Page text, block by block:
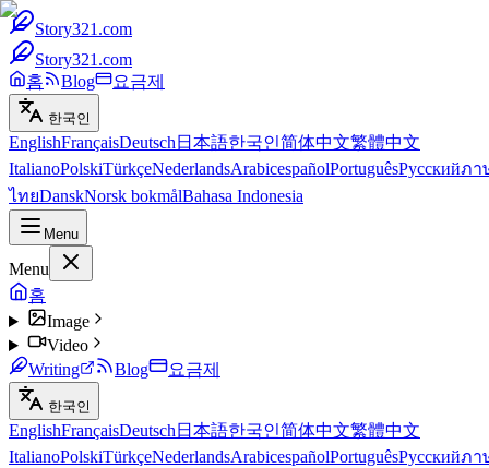
Story321.com
Story321.com
홈
Blog 요금제
한국인
EnglishFrançaisDeutsch 日本語한국인简体中文繁體中文
ItalianoPolskiTürkçeNederlandsArabicespañolPortuguêsРусскийภา
ไทยDanskNorsk bokmålBahasa Indonesia
Menu
Menu
홈
Image
Video
Writing
Blog 요금제
한국인
EnglishFrançaisDeutsch 日本語한국인简体中文繁體中文
ItalianoPolskiTürkçeNederlandsArabicespañolPortuguêsРусскийภา